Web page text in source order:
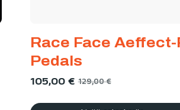
Race Face Aeffect-
Pedals
105,00€ 129,00€